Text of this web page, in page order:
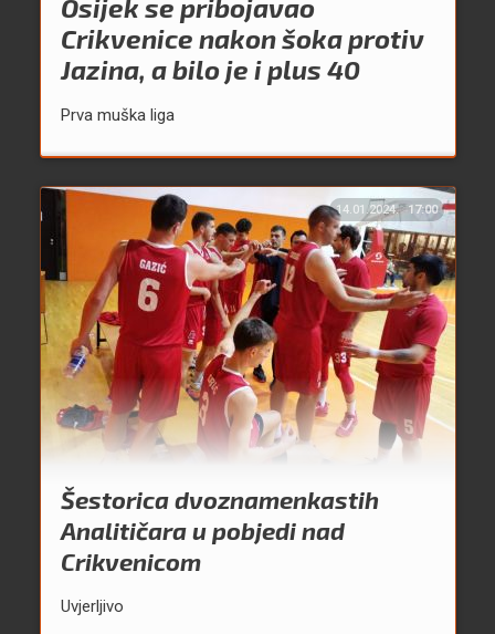
Osijek se pribojavao
Crikvenice nakon šoka protiv
Jazina, a bilo je i plus 40
Prva muška liga
14.01.2024. 17:00
Šestorica dvoznamenkastih
Analitičara u pobjedi nad
Crikvenicom
Uvjerljivo